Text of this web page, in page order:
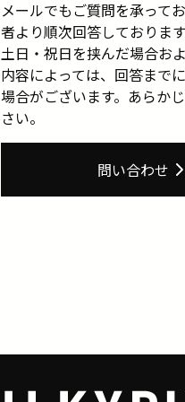
メールでもご質問を承って
者より順次回答しております
土日・祝日を挟んだ場合お
内容によっては、回答まで
場合がございます。あらか
さい。
問い合わせ